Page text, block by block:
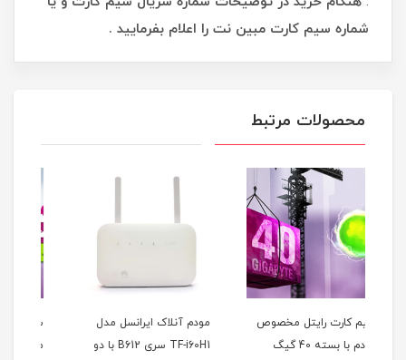
شماره سیم کارت مبین نت را اعلام بفرمایید .
محصولات مرتبط
مودم آنلاک ایرانسل مدل
سیم کارت رایتل مخصوص
مودم با بسته 100 گیگ